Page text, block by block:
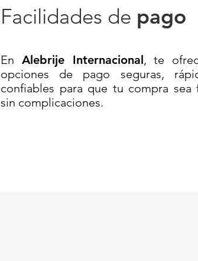
autonomía.
Código SAT: 46151505
835 BARRERA ANIDABLE ROBUST 835 -
Facilidades de pago
En Alebrije Internacional, te
opciones de pago seguras,
confiables para que tu compra sea
sin complicaciones.